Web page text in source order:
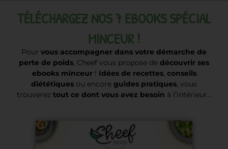
TÉLÉCHARGEZ NOS 7 EBOOKS SPÉCIAL
MINCEUR !
Pour vous accompagner dans votre démarche de
perte de poids, Cheef vous propose de découvrir ses
ebooks minceur! Idées de recettes, conseils
diététiques ou encore guides pratiques, vous
trouverez tout ce dont vous avez besoin à l’intérieur…